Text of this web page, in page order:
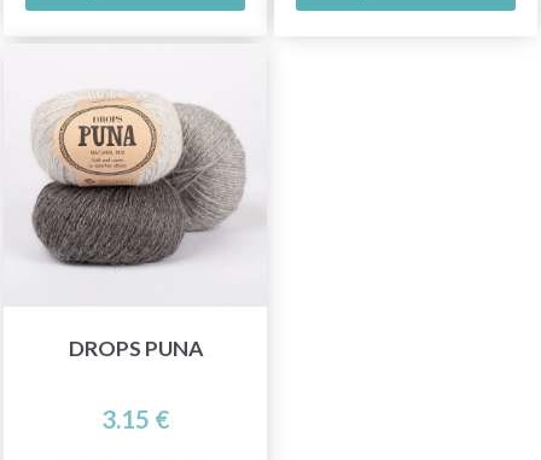
DROPS PUNA
3.15 €